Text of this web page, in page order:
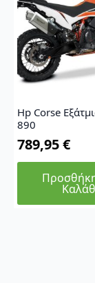
Hp Corse
890
789,95€